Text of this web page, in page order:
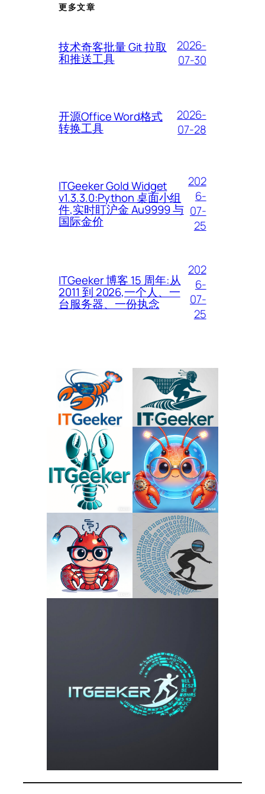
更多文章
技术奇客批量 Git 拉取
和推送工具
2026-
07-30
开源Office Word格式
转换工具
2026-
07-28
ITGeeker Gold Widget
v1.3.3.0:Python 桌面小组
件,实时盯沪金 Au9999 与
国际金价
202
6-
07-
25
ITGeeker 博客 15 周年:从
2011 到 2026,一个人、一
台服务器、一份执念
202
6-
07-
25